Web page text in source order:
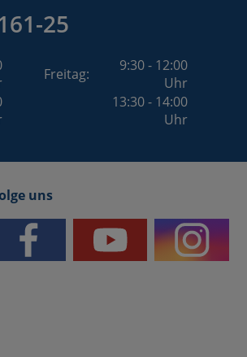
25
Freitag:
9:30 - 12:00
Uhr
13:30 - 14:00
Uhr
uns